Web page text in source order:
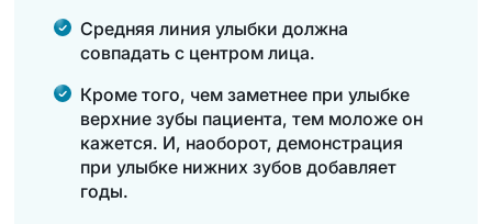
Средняя линия улыбки должна
совпадать с центром лица.
Кроме того, чем заметнее при улыбке
верхние зубы пациента, тем моложе он
кажется. И, наоборот, демонстрация
при улыбке нижних зубов добавляет
годы.